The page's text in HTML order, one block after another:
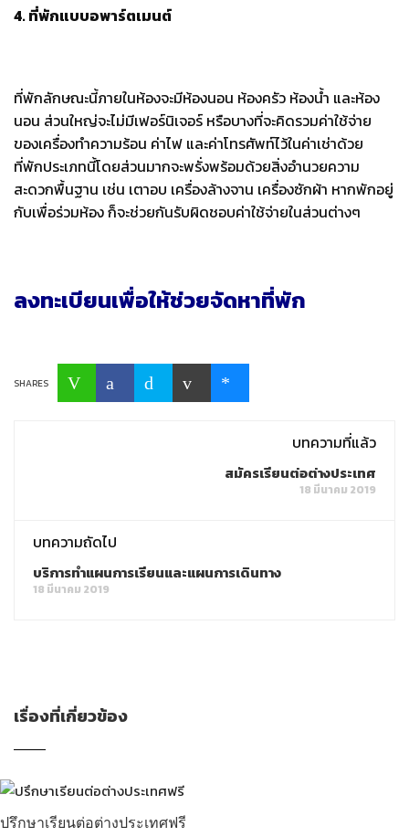
4. ที่พักแบบอพาร์ตเมนต์
ที่พักลักษณะนี้ภายในห้องจะมีห้องนอน ห้องครัว ห้องน้ำ และห้อง
นอน ส่วนใหญ่จะไม่มีเฟอร์นิเจอร์ หรือบางที่จะคิดรวมค่าใช้จ่าย
ของเครื่องทำความร้อน ค่าไฟ และค่าโทรศัพท์ไว้ในค่าเช่าด้วย
ที่พักประเภทนี้โดยส่วนมากจะพรั่งพร้อมด้วยสิ่งอำนวยความ
สะดวกพื้นฐาน เช่น เตาอบ เครื่องล้างจาน เครื่องซักผ้า หากพักอยู่
กับเพื่อร่วมห้องก็จะช่วยกันรับผิดชอบค่าใช้จ่ายในส่วนต่างๆ
ลงทะเบียนเพื่อให้ช่วยจัดหาที่พัก
SHARES
บทความที่แล้ว
สมัครเรียนต่อต่างประเทศ
18 มีนาคม 2019
บทความถัดไป
บริการทำแผนการเรียนและแผนการเดินทาง
18 มีนาคม 2019
เรื่องที่เกี่ยวข้อง
ปรึกษาเรียนต่อต่างประเทศฟรี